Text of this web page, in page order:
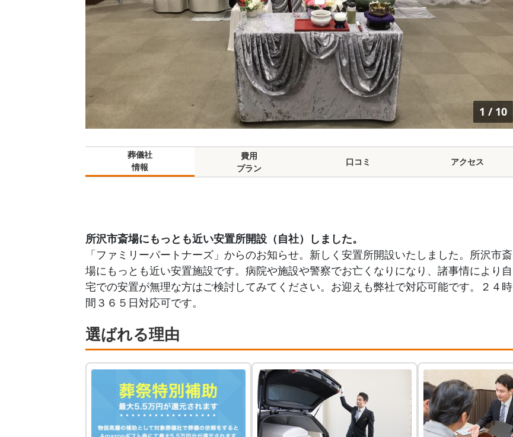
1 / 10
葬儀社
情報
費用
プラン
口コミ アクセス
所沢市斎場にもっとも近い安置所開設（自社）しました。
「ファミリーパートナーズ」からのお知らせ。新しく安置所開設いたしました。所沢市斎
場にもっとも近い安置施設です。病院や施設や警察でお亡くなりになり、諸事情により自
宅での安置が無理な方はご検討してみてください。お迎えも弊社で対応可能です。２４時
間３６５日対応可です。
選ばれる理由